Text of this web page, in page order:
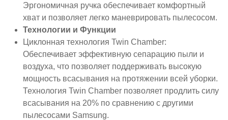
Эргономичная ручка обеспечивает комфортный
хват и позволяет легко маневрировать пылесосом.
Технологии и Функции
Циклонная технология Twin Chamber:
Обеспечивает эффективную сепарацию пыли и
воздуха, что позволяет поддерживать высокую
мощность всасывания на протяжении всей уборки.
Технология Twin Chamber позволяет продлить силу
всасывания на 20% по сравнению с другими
пылесосами Samsung.